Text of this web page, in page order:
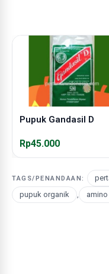
Pupuk Gandasil D
Rp45.000
TAGS/PENANDAAN:
pupuk organik
,